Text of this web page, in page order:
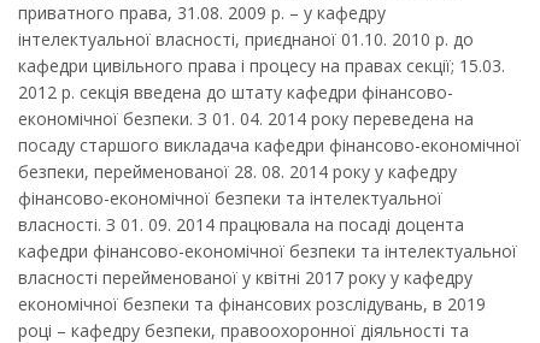
приватного права, 31.08. 2009 р. – у кафедру
інтелектуальної власності, приєднаної 01.10. 2010 р. до
кафедри цивільного права і процесу на правах секції; 15.03.
2012 р. секція введена до штату кафедри фінансово-
економічної безпеки. З 01. 04. 2014 року переведена на
посаду старшого викладача кафедри фінансово-економічної
безпеки, перейменованої 28. 08. 2014 року у кафедру
фінансово-економічної безпеки та інтелектуальної
власності. З 01. 09. 2014 працювала на посаді доцента
кафедри фінансово-економічної безпеки та інтелектуальної
власності перейменованої у квітні 2017 року у кафедру
економічної безпеки та фінансових розслідувань, в 2019
році – кафедру безпеки, правоохоронної діяльності та